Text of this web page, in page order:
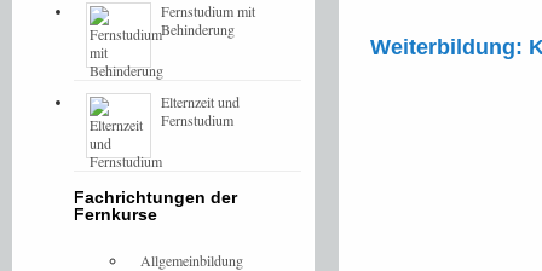
Weiterbildung:
Fernstudium mit
Behinderung
Elternzeit und
Fernstudium
Fachrichtungen der
Fernkurse
Allgemeinbildung